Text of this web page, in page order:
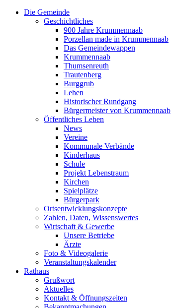
Die Gemeinde
Geschichtliches
900 Jahre Krummennaab
Porzellan made in Krummennaab
Das Gemeindewappen
Krummennaab
Thumsenreuth
Trautenberg
Burggrub
Lehen
Historischer Rundgang
Bürgermeister von Krummennaab
Öffentliches Leben
News
Vereine
Kommunale Verbände
Kinderhaus
Schule
Projekt Lebenstraum
Kirchen
Spielplätze
Bürgerpark
Ortsentwicklungskonzepte
Zahlen, Daten, Wissenswertes
Wirtschaft & Gewerbe
Unsere Betriebe
Ärzte
Foto & Videogalerie
Veranstaltungskalender
Rathaus
Grußwort
Aktuelles
Kontakt & Öffnungszeiten